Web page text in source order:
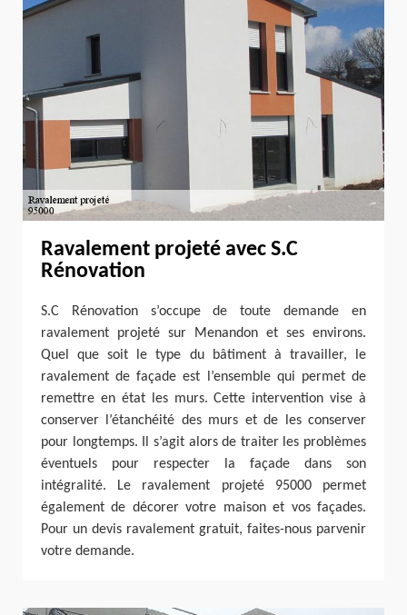
Ravalement projeté avec S.C
Rénovation
S.C Rénovation s’occupe de toute demande en
ravalement projeté sur Menandon et ses environs.
Quel que soit le type du bâtiment à travailler, le
ravalement de façade est l’ensemble qui permet de
remettre en état les murs. Cette intervention vise à
conserver l’étanchéité des murs et de les conserver
pour longtemps. Il s’agit alors de traiter les problèmes
éventuels pour respecter la façade dans son
intégralité. Le ravalement projeté 95000 permet
également de décorer votre maison et vos façades.
Pour un devis ravalement gratuit, faites-nous parvenir
votre demande.